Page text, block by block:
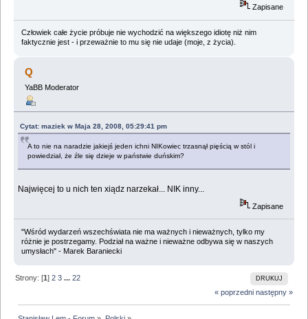
Zapisane
Człowiek całe życie próbuje nie wychodzić na większego idiotę niż nim
faktycznie jest - i przeważnie to mu się nie udaje (moje, z życia).
Q
YaBB Moderator
Cytat: maziek w Maja 28, 2008, 05:29:41 pm
A to nie na naradzie jakiejś jeden ichni NIKowiec trzasnął pięścią w stól i
powiedział, że źle się dzieje w państwie duńskim?
Najwięcej to u nich ten xiądz narzekał... NIK inny...
Zapisane
"Wśród wydarzeń wszechświata nie ma ważnych i nieważnych, tylko my
różnie je postrzegamy. Podział na ważne i nieważne odbywa się w naszych
umysłach" - Marek Baraniecki
DRUKUJ
Strony: [1]2 3 ...22
« poprzedni następny »